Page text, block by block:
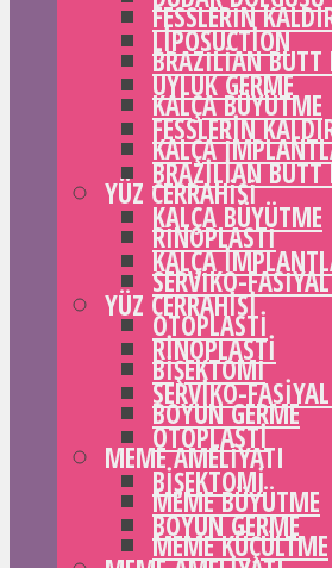
FESSLERIN
BRAZILIAN BUTT
KALÇA BÜYÜTME
KALÇA
YÜZ CERRAHISI
RINOPLASTI
SERVIKO-
OTOPLASTI
BIŞEKTOMI
BOYUN GERME
MEME AMELIYATI
MEME BÜYÜTME
MEME KÜÇÜLTME
LIPOSUCTION
UYLUK GERME
FESSLERIN
BRAZILIAN BUTT
KALÇA BÜYÜTME
KALÇA
YÜZ CERRAHISI
RINOPLASTI
SERVIKO-
OTOPLASTI
BIŞEKTOMI
BOYUN GERME